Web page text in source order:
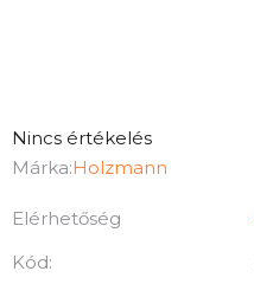
A
termék
értékelése
5-
Nincs értékelés
Márka:Holzmann
Elérhetőség
Kód: